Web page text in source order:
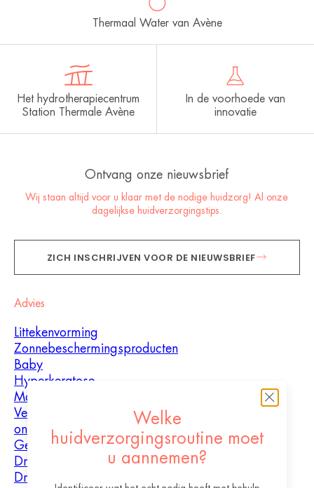
Welke
huidverzorgingsroutine moet
u aannemen?
Thermaal Water van Avène
Het hydrotherapiecentrum
Station Thermale Avène
In de voorhoede van
innovatie
Ontvang onze nieuwsbrief
Wij staan altijd voor u klaar met de nodige huidzorg! Al onze
dagelijkse huidverzorgingstips.
ZICH INSCHRIJVEN VOOR DE NIEUWSBRIEF
Advies
Littekenvorming
Zonnebeschermingsproducten
Baby
Hyperkeratose
Mannen
Vette huid met
oneffenheden
Gemengde huid
Droge huid
Droogheid en